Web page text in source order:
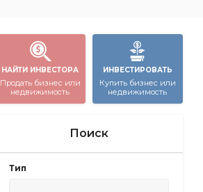
НАЙТИ ИНВЕСТОРА
Продать бизнес или
недвижимость
ИНВЕСТИРОВАТЬ
Купить бизнес или
недвижимость
Поиск
Тип